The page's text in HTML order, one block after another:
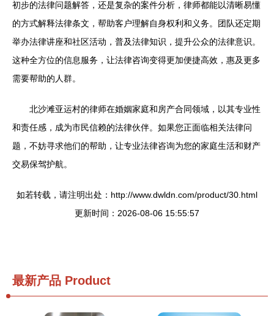
初步的法律问题解答，还是复杂的案件分析，律师都能以清晰易懂
的方式解释法律条文，帮助客户理解自身权利和义务。团队还定期
举办法律讲座和社区活动，普及法律知识，提升公众的法律意识。
这种全方位的信息服务，让法律咨询变得更加便捷高效，惠及更多
需要帮助的人群。
北沙滩亚运村的律师在婚姻家庭和房产合同领域，以其专业性
和责任感，成为市民信赖的法律伙伴。如果您正面临相关法律问
题，不妨寻求他们的帮助，让专业法律咨询为您的家庭生活和财产
交易保驾护航。
如若转载，请注明出处：http://www.dwldn.com/product/30.html
更新时间：2026-08-06 15:55:57
最新产品 Product